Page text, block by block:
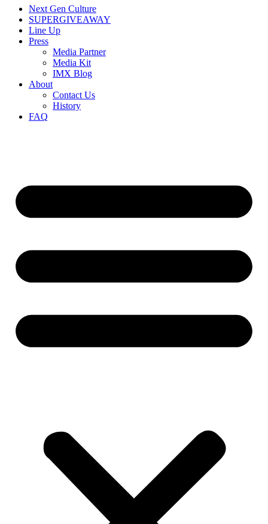
Next Gen Culture
SUPERGIVEAWAY
Line Up
Press
Media Partner
Media Kit
IMX Blog
About
Contact Us
History
FAQ